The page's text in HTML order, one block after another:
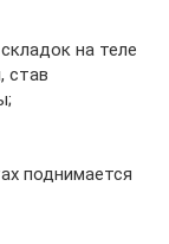
на теле
став
поднимается